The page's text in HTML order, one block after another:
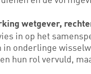
wetgever,
in op het
in onderlinge
hun rol vervuld,